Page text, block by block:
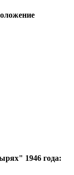
1946 года: